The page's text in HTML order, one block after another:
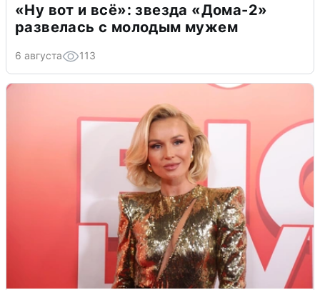
«Ну вот и всё»: звезда «Дома-2»
развелась с молодым мужем
6 августа 113